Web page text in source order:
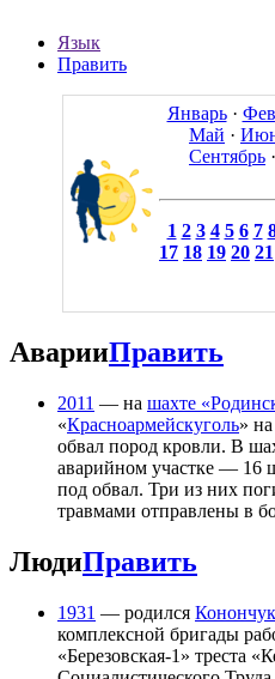
Язык
Править
Январь·
Май ·
Сентябрь ·
1 2 3 4 5 6 7
17 18 19 20 21
АварииПравить
2011 — на шахте
«Красноармейскуголь»
обвал пород кровли. В
аварийном участке — 16
под обвал. Три из них
травмами отправлены в
ЛюдиПравить
1931 — родился
комплексной бригады
«Березовская-1» треста